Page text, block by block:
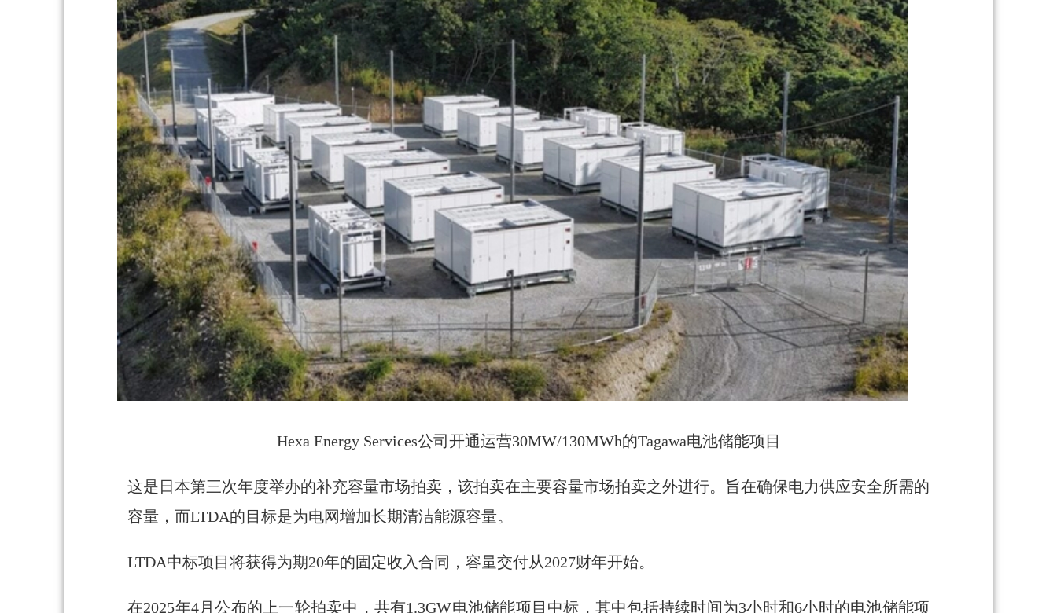
Hexa Energy Services公司开通运营30MW/130MWh的Tagawa电池储能项目
这是日本第三次年度举办的补充容量市场拍卖，该拍卖在主要容量市场拍卖之外进行。旨在确保电力供应安全所需的
容量，而LTDA的目标是为电网增加长期清洁能源容量。
LTDA中标项目将获得为期20年的固定收入合同，容量交付从2027财年开始。
在2025年4月公布的上一轮拍卖中，共有1.3GW电池储能项目中标，其中包括持续时间为3小时和6小时的电池储能项